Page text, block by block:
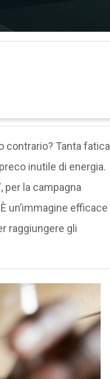
contrario? Tanta fatica
inutile di energia.
per la campagna
un’immagine efficace
raggiungere gli